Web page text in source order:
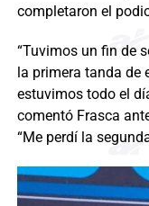
completaron el
“Tuvimos un fin de
la primera tanda de
estuvimos todo el
comentó Frasca
“Me perdí la